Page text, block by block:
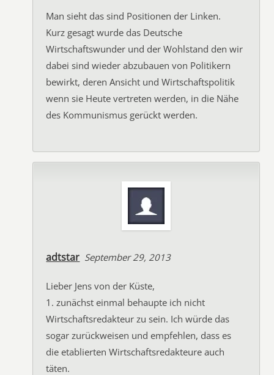
Man sieht das sind Positionen der Linken.
Kurz gesagt wurde das Deutsche
Wirtschaftswunder und der Wohlstand den wir
dabei sind wieder abzubauen von Politikern
bewirkt, deren Ansicht und Wirtschaftspolitik
wenn sie Heute vertreten werden, in die Nähe
des Kommunismus gerückt werden.
adtstar September 29, 2013
Lieber Jens von der Küste,
1. zunächst einmal behaupte ich nicht
Wirtschaftsredakteur zu sein. Ich würde das
sogar zurückweisen und empfehlen, dass es
die etablierten Wirtschaftsredakteure auch
täten.